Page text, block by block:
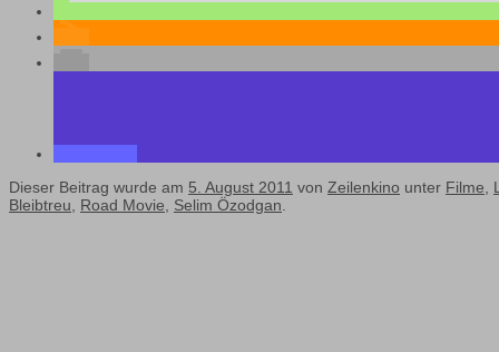
Dieser Beitrag wurde am 5. August 2011 von Zeilenkino unter Filme,
Bleibtreu, Road Movie, Selim Özodgan.